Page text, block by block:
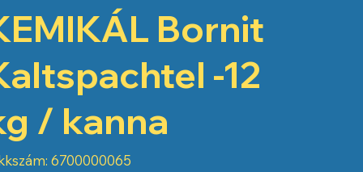
Bornit
-12
/ kanna
Cikkszám:
6700000065
6700000065